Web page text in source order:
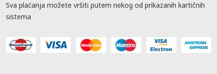
Sva plaćanja možete vršiti putem nekog od prikazanih kartičnih
sistema